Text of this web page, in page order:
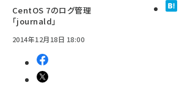
CentOS 7のログ管理
「journald」
2014年12月18日 18:00